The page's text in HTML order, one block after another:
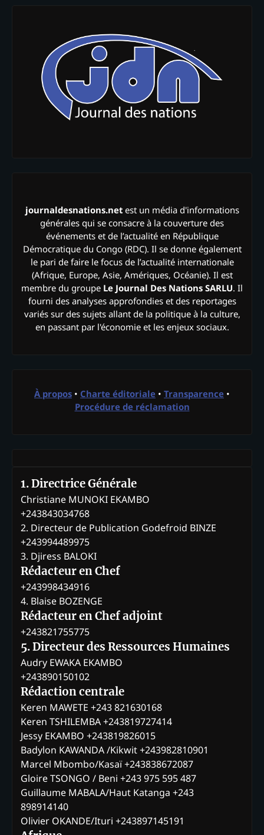
journaldesnations.netest un média d'informations
générales qui se consacre à la couverture des
événements et de l’actualité en République
Démocratique du Congo (RDC). Il se donne également
le pari de faire le focus de l’actualité internationale
(Afrique, Europe, Asie, Amériques, Océanie). Il est
membre du groupe Le Journal Des Nations SARLU. Il
fourni des analyses approfondies et des reportages
variés sur des sujets allant de la politique à la culture,
en passant par l'économie et les enjeux sociaux.
À propos • Charte éditoriale • Transparence •
Procédure de réclamation
1. Directrice Générale
Christiane MUNOKI EKAMBO
+243843034768
2. Directeur de Publication Godefroid BINZE
+243994489975
3. Djiress BALOKI
Rédacteur en Chef
+243998434916
4. Blaise BOZENGE
Rédacteur en Chef adjoint
+243821755775
5. Directeur des Ressources Humaines
Audry EWAKA EKAMBO
+243890150102
Rédaction centrale
Keren MAWETE +243 821630168
Keren TSHILEMBA +243819727414
Jessy EKAMBO +243819826015
Badylon KAWANDA /Kikwit +243982810901
Marcel Mbombo/Kasaï +243838672087
Gloire TSONGO / Beni +243 975 595 487
Guillaume MABALA/Haut Katanga +243
898914140
Olivier OKANDE/Ituri +243897145191